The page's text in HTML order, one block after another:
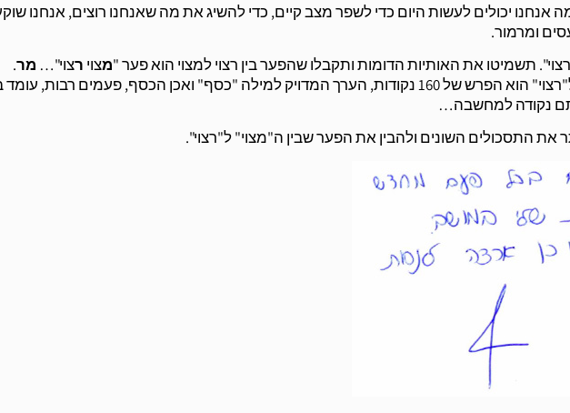
אנחנו יכולים לעשות היום כדי לשפר מצב קיים, כדי להשיג את מה שאנחנו רוצים, אנחנו
ומרמור.
תשמיטו את האותיות הדומות ותקבלו שהפער בין רצוי למצוי הוא פער "מצוי רצוי"… מר.
בגימטרייה, ההפרש בין "מצוי" ל"רצוי" הוא הפרש של 160 נקודות, הערך המדויק למילה "כסף" ואכן הכסף, פעמים רבות,
נקודה למחשבה…
את התסכולים השונים ולהבין את הפער שבין ה"מצוי" ל"רצוי".